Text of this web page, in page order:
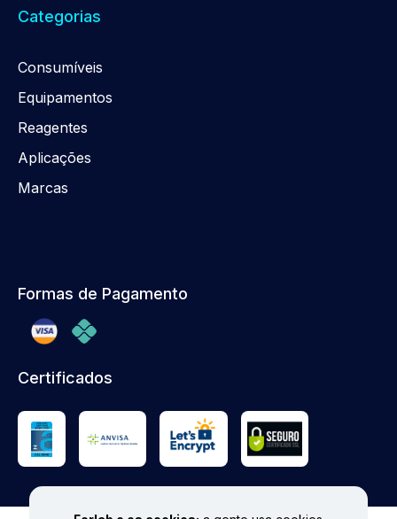
Categorias
Consumíveis
Equipamentos
Reagentes
Aplicações
Marcas
Formas de Pagamento
Certificados